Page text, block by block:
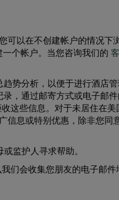
可以在不创建帐户的情况下
个帐户。当您咨询我们的
势分析，以便于进行酒店
，通过邮寄方式或电子邮
这些信息。对于未居住在美
信息或特别优惠，除非您同
监护人寻求帮助。
们会收集您朋友的电子邮